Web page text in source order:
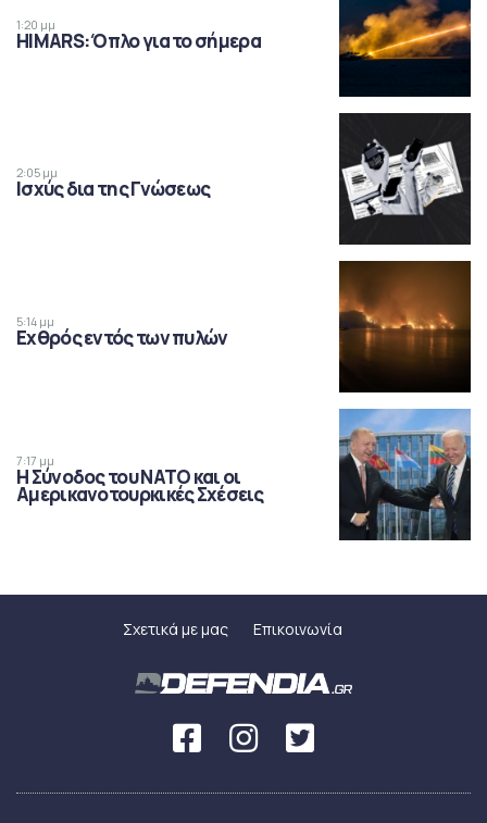
1:20 μμ
HIMARS: Όπλο για το σήμερα
2:05 μμ
Ισχύς δια της Γνώσεως
5:14 μμ
Εχθρός εντός των πυλών
7:17 μμ
Η Σύνοδος του ΝΑΤΟ και οι
Αμερικανοτουρκικές Σχέσεις
Σχετικά με μας Επικοινωνία